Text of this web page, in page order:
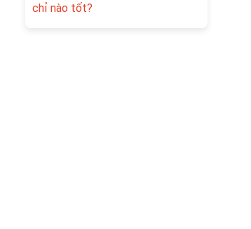
chỉ nào tốt?